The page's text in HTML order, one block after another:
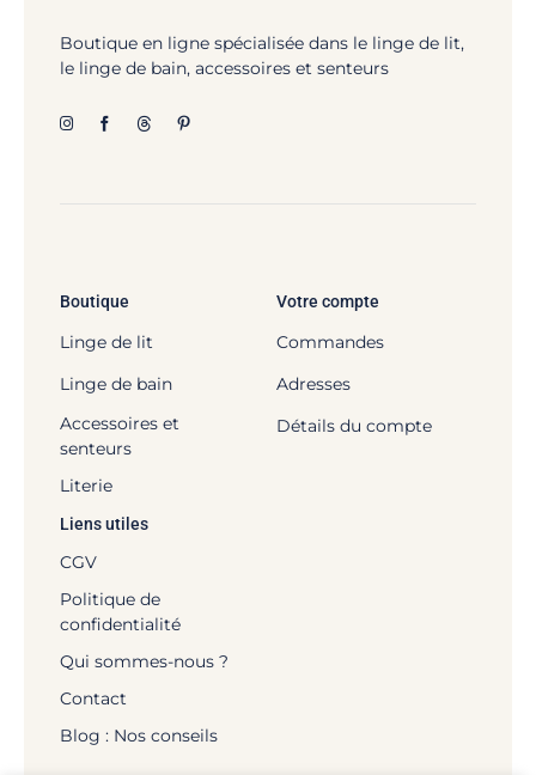
Boutique en ligne spécialisée dans le linge de lit,
le linge de bain, accessoires et senteurs
Boutique
Linge de lit
Linge de bain
Accessoires et
senteurs
Literie
Votre compte
Commandes
Adresses
Détails du compte
Liens utiles
CGV
Politique de
confidentialité
Qui sommes-nous ?
Contact
Blog : Nos conseils